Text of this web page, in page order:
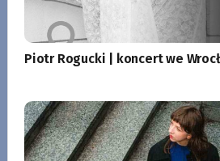
Piotr Rogucki | koncert we